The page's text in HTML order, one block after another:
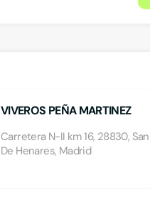
VIVEROS PEÑA MARTINEZ
Carretera N-II km 16, 28830,
De Henares, Madrid